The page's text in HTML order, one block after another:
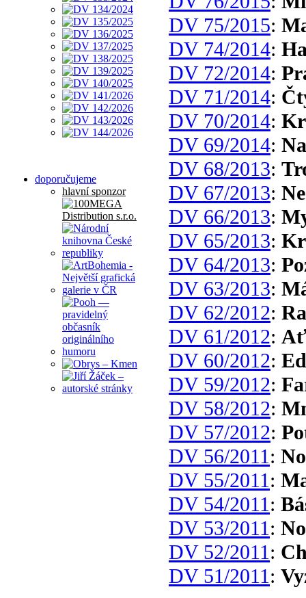
doporučujeme
hlavní sponzor
DV 75/2015:
DV 74/2014:
DV 72/2014:
DV 71/2014:
DV 70/2014:
DV 69/2014:
DV 68/2013:
DV 67/2013:
DV 66/2013:
DV 65/2013:
DV 64/2013:
DV 63/2013:
DV 62/2012:
DV 61/2012:
DV 60/2012:
DV 59/2012:
DV 58/2012:
DV 57/2012:
DV 56/2011:
DV 55/2011:
DV 54/2011:
DV 53/2011:
DV 52/2011:
DV 51/2011: